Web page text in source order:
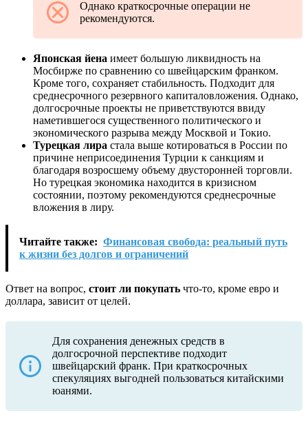
Однако краткосрочные операции не
рекомендуются.
Японская йена имеет большую ликвидность на
Мосбирже по сравнению со швейцарским франком.
Кроме того, сохраняет стабильность. Подходит для
среднесрочного резервного капиталовложения. Однако,
долгосрочные проекты не приветствуются ввиду
наметившегося существенного политического и
экономического разрыва между Москвой и Токио.
Турецкая лира стала выше котироваться в России по
причине неприсоединения Турции к санкциям и
благодаря возросшему объему двусторонней торговли.
Но турецкая экономика находится в кризисном
состоянии, поэтому рекомендуются среднесрочные
вложения в лиру.
Читайте также: Финансовая свобода: реальный путь
к жизни без долгов и ограничений
Ответ на вопрос, стоит ли покупать что-то, кроме евро и
доллара, зависит от целей.
Для сохранения денежных средств в
долгосрочной перспективе подходит
швейцарский франк. При краткосрочных
спекуляциях выгодней пользоваться китайскими
юанями.